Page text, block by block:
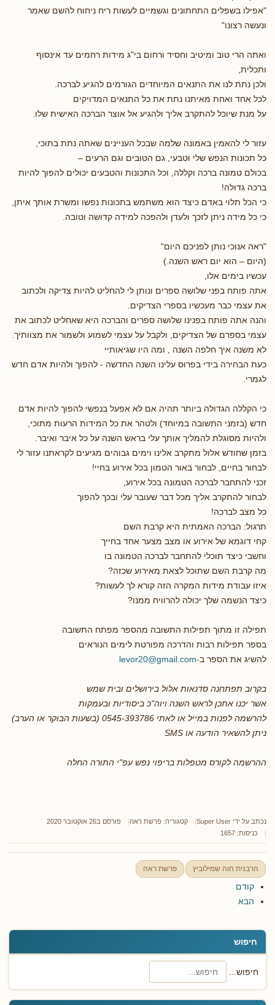
חיפוש
חיפוש...
"אפילו בשפלים התחתונים וגשמיים לעשות ריח ניחוח להשם שאמר
ונעשה רצונו"
ואתה הרי טוב ומיטיב וחסיד ורחום בי"ג מידות רחמים עד אינסוף
ותכלית,
ולכן נתת לנו את התנאים המיוחדים הגורמים להגיע לברכה.
לכל אחד ואחת מאיתנו נתת את כל התנאים המדויקים
על מנת שיוכל להתקרב אליך ולהגיע אל אוצר הברכה האישית שלו.
עזור לי להאמין באמונה שלמה שבכל העניינים שאתה נתת בתוכי,
כל תכונות הנפש שלי וטבעי, גם הטובים וגם הרעים –
בכולם טמונה ברכה וקללה, וכל התכונות והטבעים יכולים להפוך להיות
ברכה גדולה!
כי הכל תלוי באדם כיצד הוא משתמש בתכונות נפשו ומשרת אותך איתן,
כי כל מידה ניתן לזכך ולעדן ולהפכה למידה קדושה וטובה.
"ראה אנוכי נותן לפניכם היום"
(היום – הוא יום ראש השנה.)
עכשיו בימים אלו,
אתה פותח בפני שלושה ספרים ונותן לי להחליט להיות צדיקה ולכתוב
את עצמי כבר מעכשיו בספרי הצדיקים.
והנה אתה פותח בפנינו שלושה ספרים והברכה היא שאחליט לכתוב את
עצמי בספרם של הצדיקים, ולקבל על עצמי לשמוע ולשמור את מצוותיך.
לא משנה איך חלפה השנה , ומה היו שגיאותיי
כעת הבחירה בידי בפרוס עלינו השנה החדשה - להפוך ולהיות אדם חדש
לגמרי.
כי הקללה הגדולה ביותר תהיה אם לא אפעל בנפשי להפוך להיות אדם
חדש (בזמני התשובה במיוחד) ולטהר את כל המידות הרעות מתוכי,
ולהיות מסוגלת להמליך אותך עלי בראש השנה על כל איבר ואיבר.
בזמן שחודש אלול מתקרב אלינו וימים גבוהים מגיעים לקראתנו עזור לי
לבחור בחיים, לבחור באור הטמון בכל אירוע בחיי!
זכני להתחבר לברכה הטמונה בכל אירוע,
לבחור להתקרב אליך מכל דבר שעובר עלי ובכך להפוך
כל מצב לברכה!
תרגול: הברכה האמתית היא קרבת השם
קחי דוגמא של אירוע או מצב מצער אחד בחייך
וחשבי כיצד תוכלי להתחבר לברכה הטמונה בו
מה קרבת השם שתוכל לצאת מאירוע שכזה?
איזו עבודת מידות המקרה הזה קורא לך לעשות?
כיצד הנשמה שלך יכולה להרוויח ממנו?
תפילה זו מתוך תפילות התשובה מהספר מפתח התשובה
בספר תפילות רבות והדרכה מפורטת לימים הנוראים
להשיג את הספר ב-levor20@gmail.com
בקרוב תפתחנה סדנאות אלול בירושלים ובית שמש
אשר יכנו אתכן לראש השנה ויוה"כ ביסודיות ובעמקות
להרשמה לפנות במייל או לאתי 0545-393786 (בשעות הבוקר או הערב)
ניתן להשאיר הודעה או SMS
ההרשמה לקורס מטפלות בריפוי נפש עפ"י התורה החלה
נכתב על ידי Super User קטגוריה: פרשת ראה
פורסם ב26 אוקטובר 2020
כניסות: 1657
הרבנית חוה שמילוביץ פרשת ראה
קודם
הבא